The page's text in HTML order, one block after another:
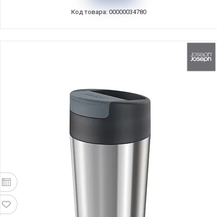
Код товара: 00000034780